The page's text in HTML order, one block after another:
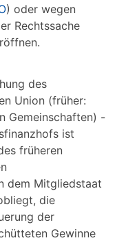
) oder wegen
Rechtssache
des
Union (früher:
Gemeinschaften) -
ist
früheren
dem Mitgliedstaat
die
der
Gewinne